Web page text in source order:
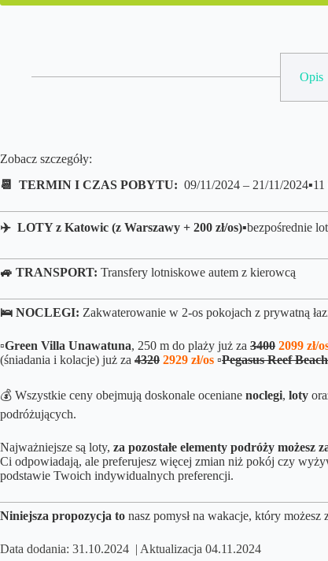
Opis
Zobacz szczegóły:
📆 TERMIN I CZAS POBYTU: 09/11/2024 – 21/11/
✈️ LOTY z Katowic (z Warszawy + 200 zł/os)▪️bezpośrednie
🚙 TRANSPORT: Transfery lotniskowe autem z kierowcą
🛌 NOCLEGI: Zakwaterowanie w 2-os pokojach z prywatną
▫️Green Villa Unawatuna, 250 m do plaży już za 3400 2099 zł/
(śniadania i kolacje) już za 4320 2929 zł/os ▫️Pegasus Reef
💰 Wszystkie ceny obejmują doskonale oceniane noclegi, loty
podróżujących.
Najważniejsze są loty, za pozostałe elementy podróży
Ci odpowiadają, ale preferujesz więcej zmian niż pokój czy
podstawie Twoich indywidualnych preferencji.
Niniejsza propozycja to nasz pomysł na wakacje, który
Data dodania: 31.10.2024 | Aktualizacja 04.11.2024